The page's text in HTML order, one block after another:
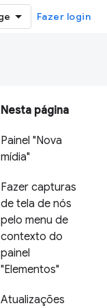
Fazer login
Nesta página
Painel "Nova
mídia"
Fazer capturas
de tela de nós
pelo menu de
contexto do
painel
"Elementos"
Atualizações